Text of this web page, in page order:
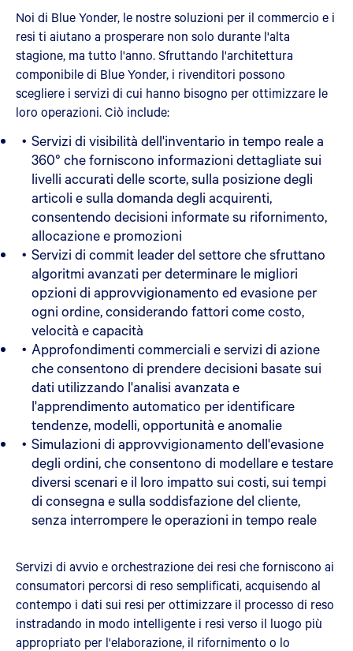
Noi di Blue Yonder, le nostre soluzioni per il commercio e i
resi ti aiutano a prosperare non solo durante l'alta
stagione, ma tutto l'anno. Sfruttando l'architettura
componibile di Blue Yonder, i rivenditori possono
scegliere i servizi di cui hanno bisogno per ottimizzare le
loro operazioni. Ciò include:
Servizi di visibilità dell'inventario in tempo reale a
360° che forniscono informazioni dettagliate sui
livelli accurati delle scorte, sulla posizione degli
articoli e sulla domanda degli acquirenti,
consentendo decisioni informate su rifornimento,
allocazione e promozioni
Servizi di commit leader del settore che sfruttano
algoritmi avanzati per determinare le migliori
opzioni di approvvigionamento ed evasione per
ogni ordine, considerando fattori come costo,
velocità e capacità
Approfondimenti commerciali e servizi di azione
che consentono di prendere decisioni basate sui
dati utilizzando l'analisi avanzata e
l'apprendimento automatico per identificare
tendenze, modelli, opportunità e anomalie
Simulazioni di approvvigionamento dell'evasione
degli ordini, che consentono di modellare e testare
diversi scenari e il loro impatto sui costi, sui tempi
di consegna e sulla soddisfazione del cliente,
senza interrompere le operazioni in tempo reale
Servizi di avvio e orchestrazione dei resi che forniscono ai
consumatori percorsi di reso semplificati, acquisendo al
contempo i dati sui resi per ottimizzare il processo di reso
instradando in modo intelligente i resi verso il luogo più
appropriato per l'elaborazione, il rifornimento o lo